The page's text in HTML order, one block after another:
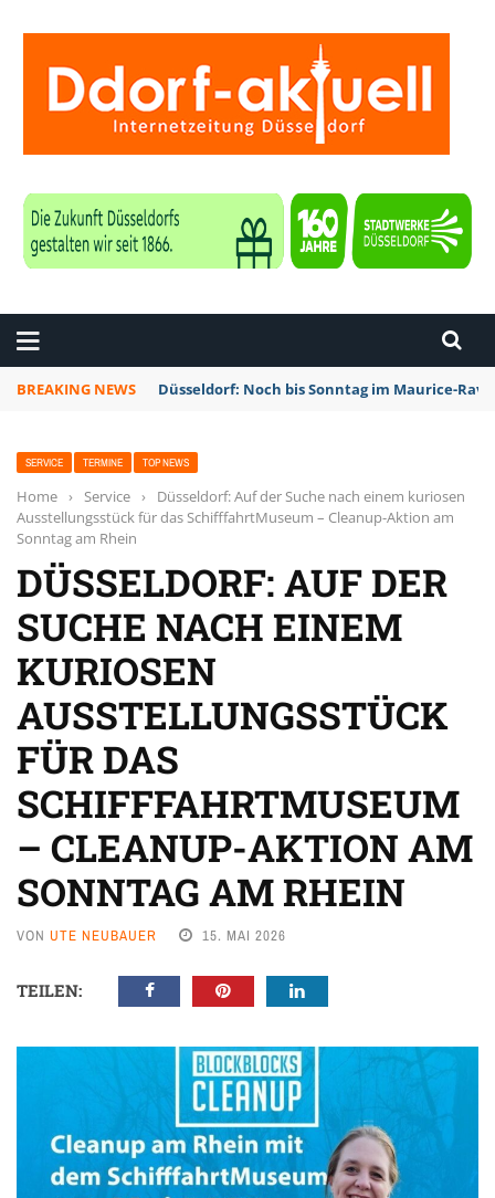
BREAKING NEWS Düsseldorf: Noch bis Sonntag im Maurice-
SERVICE TERMINE TOP NEWS
Home › Service ›
Düsseldorf: Auf der Suche nach einem kuriosen
Ausstellungsstück für das SchifffahrtMuseum – Cleanup-Aktion am
Sonntag am Rhein
DÜSSELDORF: AUF DER
SUCHE NACH EINEM
KURIOSEN
AUSSTELLUNGSSTÜCK
FÜR DAS
SCHIFFFAHRTMUSEUM
– CLEANUP-AKTION AM
SONNTAG AM RHEIN
VON UTE NEUBAUER 15. MAI 2026
TEILEN: